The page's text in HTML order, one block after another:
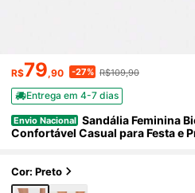
R$79,90 -27% R$109,90
Entrega em 4-7 dias
Envio Nacional Sandália Feminina
Confortável Casual para Festa e
Cor: Preto